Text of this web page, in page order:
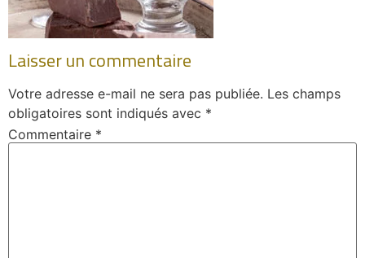
Laisser un commentaire
Votre adresse e-mail ne sera pas publiée. Les champs
obligatoires sont indiqués avec *
Commentaire *